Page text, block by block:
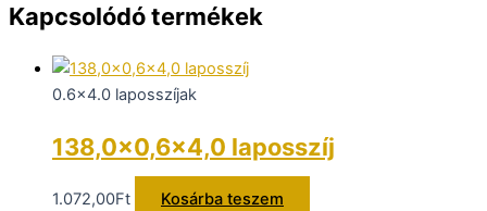
Kapcsolódó termékek
0.6x4.0 laposszíjak
138,0×0,6×4,0 laposszíj
1.072,00Ft Kosárba teszem